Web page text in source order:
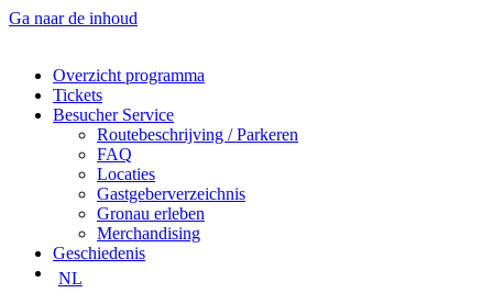
Ga naar de inhoud
Overzicht programma
Tickets
Besucher Service
Routebeschrijving / Parkeren
FAQ
Locaties
Gastgeberverzeichnis
Gronau erleben
Merchandising
Geschiedenis
NL